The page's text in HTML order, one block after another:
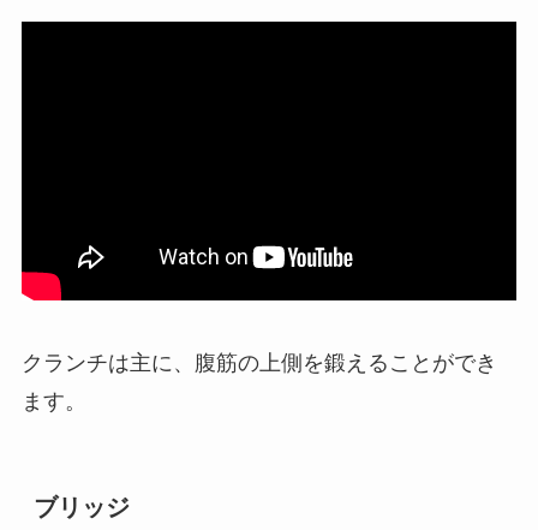
クランチは主に、腹筋の上側を鍛えることができ
ます。
ブリッジ